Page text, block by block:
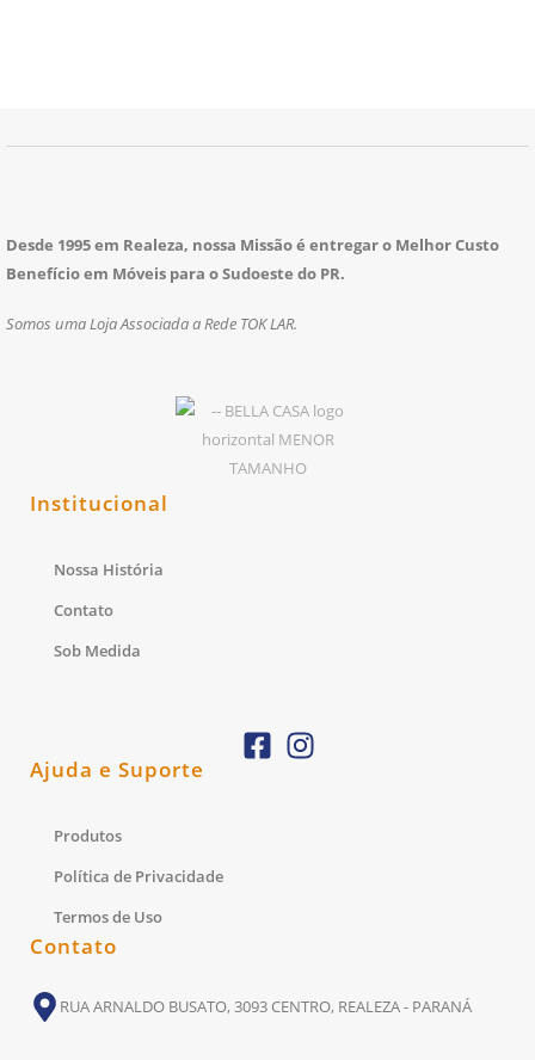
Desde 1995 em Realeza, nossa Missão é entregar o Melhor Custo
Benefício em Móveis para o Sudoeste do PR.
Somos uma Loja Associada a Rede TOK LAR.
Institucional
Nossa História
Contato
Sob Medida
Ajuda e Suporte
Produtos
Política de Privacidade
Termos de Uso
Contato
RUA ARNALDO BUSATO, 3093 CENTRO, REALEZA - PARANÁ